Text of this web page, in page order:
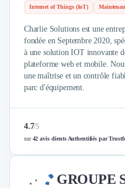
Gestion de trésorerie
Recouvrement
Financement de matériel ou
Due Diligence
Solutions de Paiement
Fiscalité
UX & UI Design
Développement Web
Product Management
Internet of Things (IoT)
Packaging & Emballages
Internet of Things (IoT)
Charlie Solutions est une
fondée en Septembre 2020,
à une solution IOT innovante
plateforme web et mobile.
une maîtrise et un contrôle
parc d'équipement.
4.7/5
sur42 avis clients Authentifiés par
GROUPE